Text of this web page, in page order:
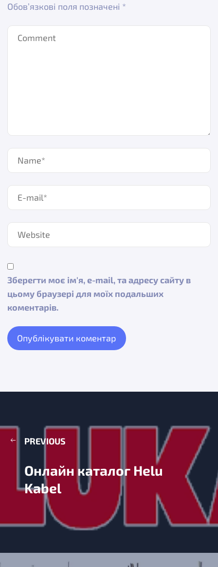
Обов’язкові поля позначені *
Зберегти моє ім'я, e-mail, та адресу сайту в
цьому браузері для моїх подальших
коментарів.
PREVIOUS
Онлайн каталог Helu
Kabel